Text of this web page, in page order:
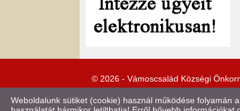
© 2026 - Vámoscsalád Községi
Weboldalunk sütiket (cookie) használ működése folyamán